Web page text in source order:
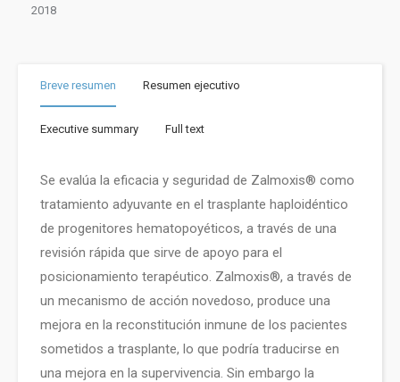
2018
Breve resumen Resumen ejecutivo
Executive summary Full text
Se evalúa la eficacia y seguridad de Zalmoxis® como
tratamiento adyuvante en el trasplante haploidéntico
de progenitores hematopoyéticos, a través de una
revisión rápida que sirve de apoyo para el
posicionamiento terapéutico. Zalmoxis®, a través de
un mecanismo de acción novedoso, produce una
mejora en la reconstitución inmune de los pacientes
sometidos a trasplante, lo que podría traducirse en
una mejora en la supervivencia. Sin embargo la